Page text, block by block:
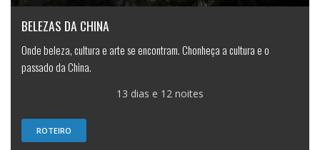
BELEZAS DA CHINA
Onde beleza, cultura e arte se encontram. Chonheça a cultura e o
passado da China.
13 dias e 12 noites
ROTEIRO